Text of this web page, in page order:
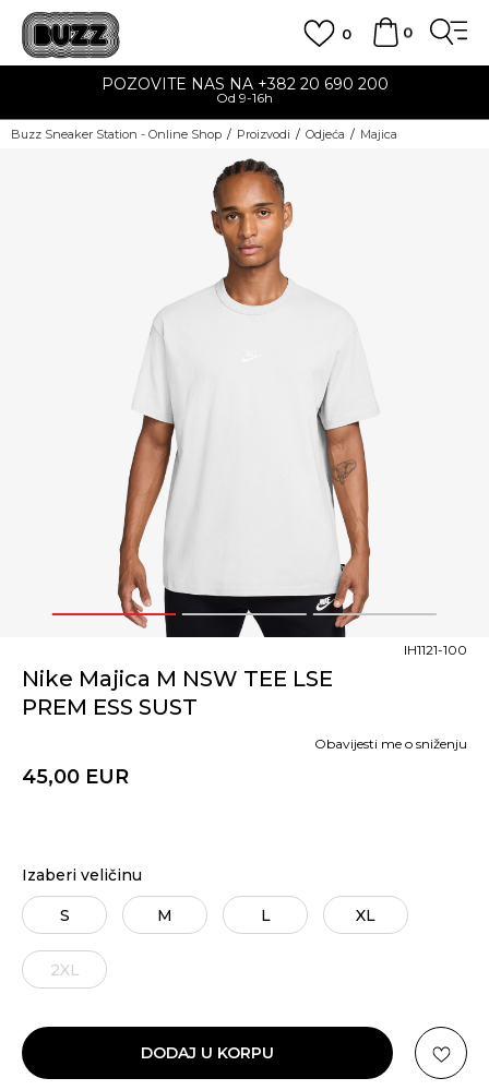
0
0
POZOVITE NAS NA +382 20 690 200
Od 9-16h
Buzz Sneaker Station - Online Shop Proizvodi Odjeća Majica
1 2 3
Nike Majica M NSW TEE LSE
PREM ESS SUST
IH1121-100
45,00 EUR
Obavijesti me o sniženju
Izaberi veličinu
S M L XL
2XL
DODAJ U KORPU